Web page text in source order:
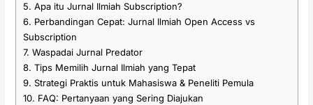
5. Apa itu Jurnal Ilmiah Subscription?
6. Perbandingan Cepat: Jurnal Ilmiah Open Access vs
Subscription
7. Waspadai Jurnal Predator
8. Tips Memilih Jurnal Ilmiah yang Tepat
9. Strategi Praktis untuk Mahasiswa & Peneliti Pemula
10. FAQ: Pertanyaan yang Sering Diajukan